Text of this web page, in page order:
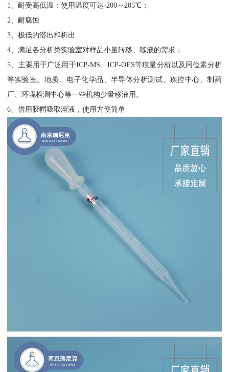
1、 耐受高低温：使用温度可达-200 ～205℃；
2、 耐腐蚀
3、极低的溶出和析出
4、满足各分析类实验室对样品小量转移、移液的需求；
5、 主要用于广泛用于ICP-MS、ICP-OES等痕量分析以及同位素分析
等实验室。地质、电子化学品、半导体分析测试、 疾控中心、制药
厂、环境检测中心等一些机构少量移液用。
6、借用胶帽吸取溶液，使用方便简单